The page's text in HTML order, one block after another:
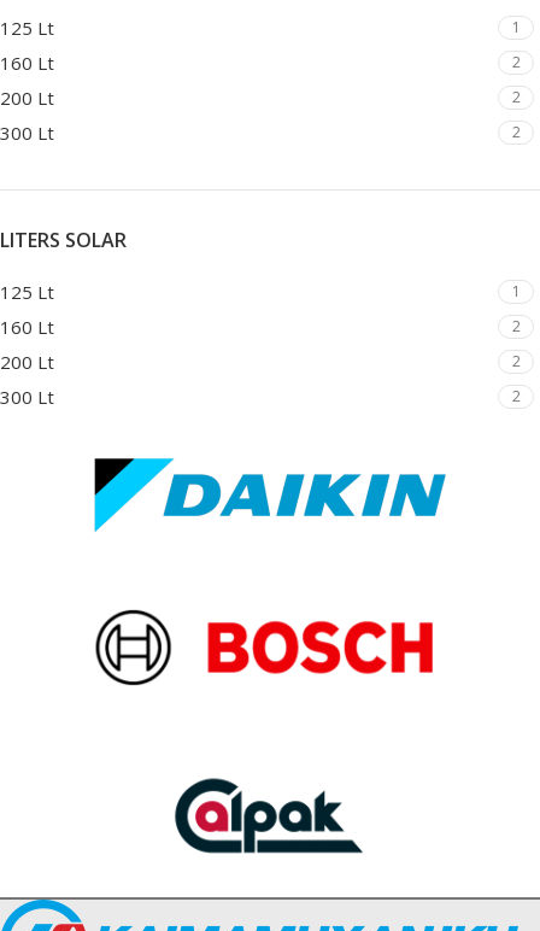
125 Lt 1
160 Lt 2
200 Lt 2
300 Lt 2
LITERS SOLAR
125 Lt 1
160 Lt 2
200 Lt 2
300 Lt 2